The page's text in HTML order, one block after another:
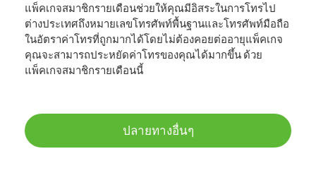
แพ็คเกจสมาชิกรายเดือนช่วยให้คุณมีอิสระในการโทรไป
ต่างประเทศถึงหมายเลขโทรศัพท์พื้นฐานและโทรศัพท์มือถือ
ในอัตราค่าโทรที่ถูกมากได้โดยไม่ต้องคอยต่ออายุแพ็คเกจ
คุณจะสามารถประหยัดค่าโทรของคุณได้มากขึ้น ด้วย
แพ็คเกจสมาชิกรายเดือนนี้
ปลายทางอื่นๆ